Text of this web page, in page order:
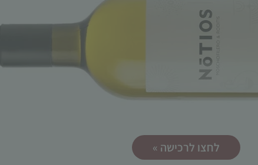
לחצו לרכישה »
הכרחי
קובצי
Cookie
הם נדרשים
להפעלת
האתר.